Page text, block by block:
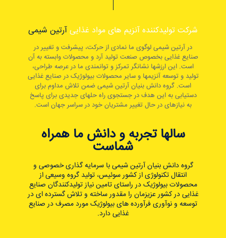
شرکت تولیدکننده آنزیم های مواد غذایی آرتین شیمی
در آرتین شیمی لوگوی ما نمادی از حرکت، پیشرفت و تغییر در
صنایع غذایی بخصوص صنعت تولید آرد و محصولات وابسته به آن
است. این ارزشها نشانگر تمرکز و توانمندی ما در عرصه طراحی،
تولید و توسعه آنزیمها و سایر محصولات بیولوژیک در صنایع غذایی
است. گروه دانش بنیان آرتین شیمی ضمن تلاش مداوم برای
دستیابی به این هدف در جستجوی راه حلهای جدیدی برای پاسخ
به نیازهای در حال تغییر مشتریان خود در سراسر جهان است.
سالها تجربه و دانش ما همراه
شماست
گروه دانش بنیان آرتین شیمی با سرمایه گذاری خصوصی و
انتقال تکنولوژی از کشور سوئیس، تولید گروه وسیعی از
محصولات بیولوژیک در راستای تامین نیاز تولیدکنندگان صنایع
غذایی در کشور عزیزمان را مقدور ساخته و تلاش گسترده ای در
توسعه و نوآوری فرآورده های بیولوژیک مورد مصرف در صنایع
غذایی دارد.